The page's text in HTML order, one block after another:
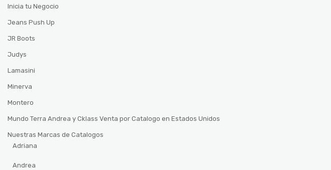
Inicia tu Negocio
Jeans Push Up
JR Boots
Judys
Lamasini
Minerva
Montero
Mundo Terra Andrea y Cklass Venta por Catalogo en Estados Unidos
Nuestras Marcas de Catalogos
Adriana
Andrea